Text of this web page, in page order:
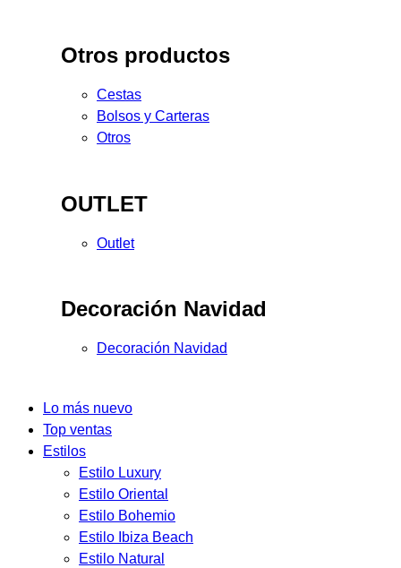
Otros productos
Cestas
Bolsos y Carteras
Otros
OUTLET
Outlet
Decoración Navidad
Decoración Navidad
Lo más nuevo
Top ventas
Estilos
Estilo Luxury
Estilo Oriental
Estilo Bohemio
Estilo Ibiza Beach
Estilo Natural